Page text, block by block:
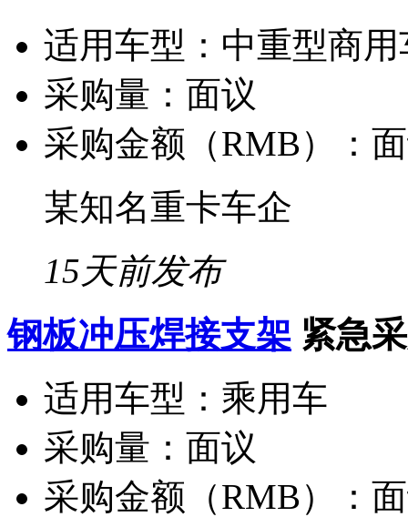
适用车型： 中重型商
采购量： 面议
采购金额（RMB）：
某知名重卡车企
15天前发布
钢板冲压焊接支架 紧急
适用车型： 乘用车
采购量： 面议
采购金额（RMB）：